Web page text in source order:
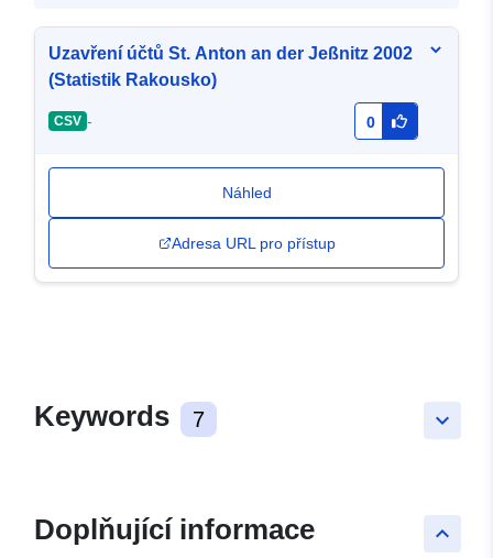
Uzavření účtů St. Anton an der Jeßnitz 2002
(Statistik Rakousko)
CSV - 0
Náhled
Adresa URL pro přístup
keyboard_arrow_down
Keywords 7
keyboard_arrow_up
Doplňující informace